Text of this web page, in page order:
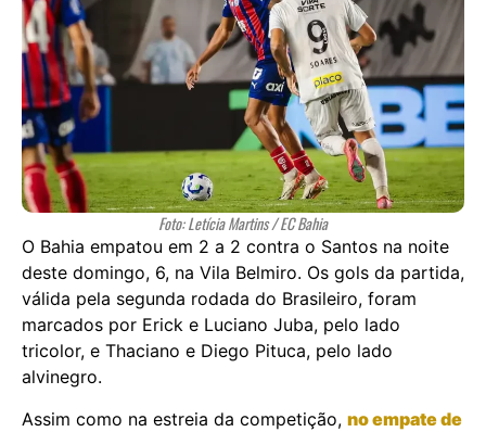
Foto: Letícia Martins / EC Bahia
O Bahia empatou em 2 a 2 contra o Santos na noite
deste domingo, 6, na Vila Belmiro. Os gols da partida,
válida pela segunda rodada do Brasileiro, foram
marcados por Erick e Luciano Juba, pelo lado
tricolor, e Thaciano e Diego Pituca, pelo lado
alvinegro.
Assim como na estreia da competição, no empate de